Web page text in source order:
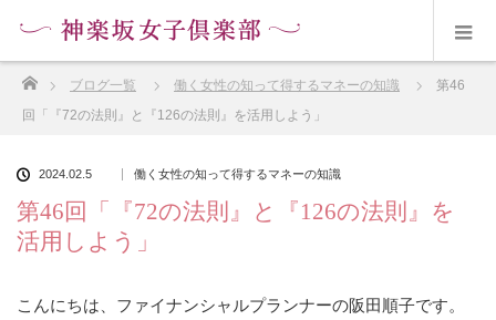
ブログ一覧 働く女性の知って得するマネーの知識
第46
回「『72の法則』と『126の法則』を活用しよう」
2024.02.5 働く女性の知って得するマネーの知識
第46回「『72の法則』と『126の法則』を
活用しよう」
こんにちは、ファイナンシャルプランナーの阪田順子です。